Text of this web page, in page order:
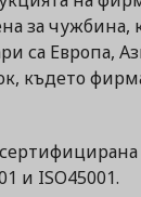
за чужбина,
са Европа,
където
и ISO45001.